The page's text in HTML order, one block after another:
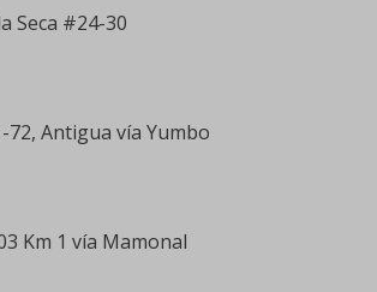
Seca #24-30
72, Antigua vía Yumbo
Km 1 vía Mamonal